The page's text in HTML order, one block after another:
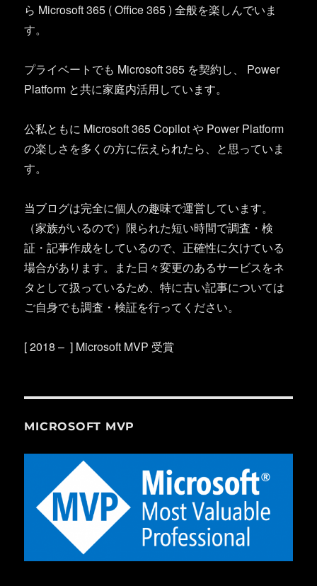
ら Microsoft 365 ( Office 365 ) 全般を楽しんでいま
す。
プライベートでも Microsoft 365 を契約し、 Power
Platform と共に家庭内活用しています。
公私ともに Microsoft 365 Copilot や Power Platform
の楽しさを多くの方に伝えられたら、と思っていま
す。
当ブログは完全に個人の趣味で運営しています。
（家族がいるので）限られた短い時間で調査・検
証・記事作成をしているので、正確性に欠けている
場合があります。また日々変更のあるサービスをネ
タとして扱っているため、特に古い記事については
ご自身でも調査・検証を行ってください。
[ 2018 – ] Microsoft MVP 受賞
MICROSOFT MVP